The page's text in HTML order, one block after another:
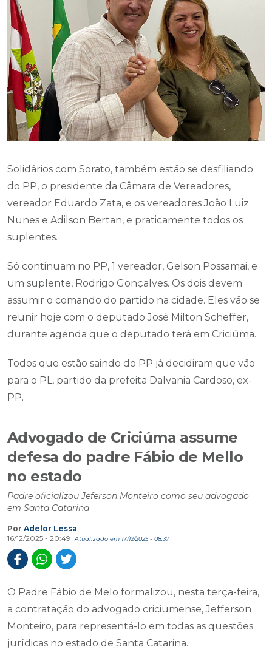
Solidários com Sorato, também estão se desfiliando
do PP, o presidente da Câmara de Vereadores,
vereador Eduardo Zata, e os vereadores João Luiz
Nunes e Adilson Bertan, e praticamente todos os
suplentes.
Só continuam no PP, 1 vereador, Gelson Possamai, e
um suplente, Rodrigo Gonçalves. Os dois devem
assumir o comando do partido na cidade. Eles vão se
reunir hoje com o deputado José Milton Scheffer,
durante agenda que o deputado terá em Criciúma.
Todos que estão saindo do PP já decidiram que vão
para o PL, partido da prefeita Dalvania Cardoso, ex-
PP.
Advogado de Criciúma assume
defesa do padre Fábio de Mello
no estado
Padre oficializou Jeferson Monteiro como seu advogado
em Santa Catarina
Por Adelor Lessa
16/12/2025 - 20:49
Atualizado em 17/12/2025 - 08:37
O Padre Fábio de Melo formalizou, nesta terça-feira,
a contratação do advogado criciumense, Jefferson
Monteiro, para representá-lo em todas as questões
jurídicas no estado de Santa Catarina.